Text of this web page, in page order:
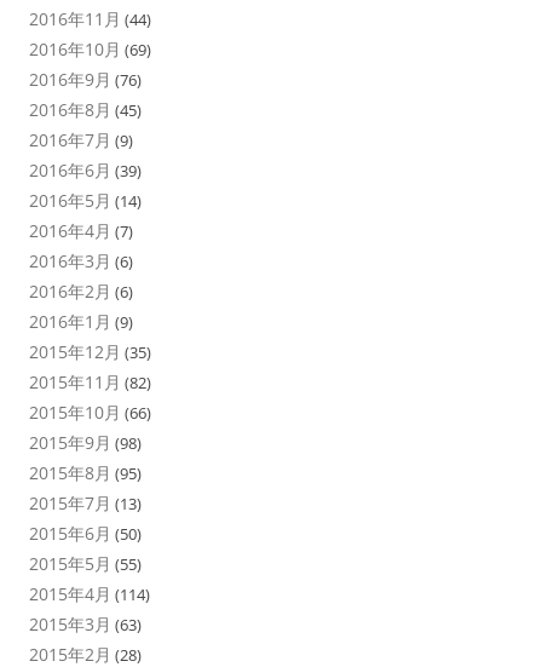
2016年11月 (44)
2016年10月 (69)
2016年9月 (76)
2016年8月 (45)
2016年7月 (9)
2016年6月 (39)
2016年5月 (14)
2016年4月 (7)
2016年3月 (6)
2016年2月 (6)
2016年1月 (9)
2015年12月 (35)
2015年11月 (82)
2015年10月 (66)
2015年9月 (98)
2015年8月 (95)
2015年7月 (13)
2015年6月 (50)
2015年5月 (55)
2015年4月 (114)
2015年3月 (63)
2015年2月 (28)